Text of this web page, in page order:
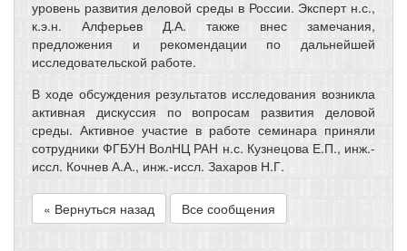
уровень развития деловой среды в России. Эксперт н.с.,
к.э.н. Алферьев Д.А. также внес замечания,
предложения и рекомендации по дальнейшей
исследовательской работе.
В ходе обсуждения результатов исследования возникла
активная дискуссия по вопросам развития деловой
среды. Активное участие в работе семинара приняли
сотрудники ФГБУН ВолНЦ РАН н.с. Кузнецова Е.П., инж.-
иссл. Кочнев А.А., инж.-иссл. Захаров Н.Г.
« Вернуться назад Все сообщения